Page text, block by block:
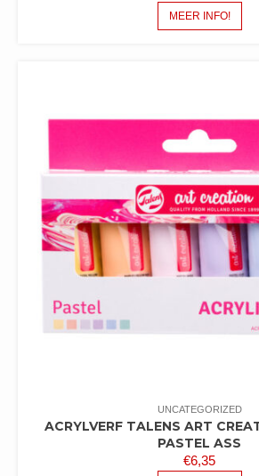
MEER INFO!
UNCATEGORIZED
ACRYLVERF TALENS ART
PASTEL ASS
€6,35